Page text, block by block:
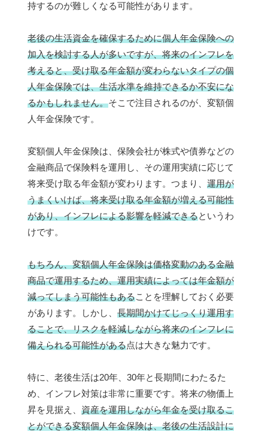
持するのが難しくなる可能性があります。
老後の生活資金を確保するために個人年金保険への
加入を検討する人が多いですが、将来のインフレを
考えると、受け取る年金額が変わらないタイプの個
人年金保険では、生活水準を維持できるか不安にな
るかもしれません。そこで注目されるのが、変額個
人年金保険です。
変額個人年金保険は、保険会社が株式や債券などの
金融商品で保険料を運用し、その運用実績に応じて
将来受け取る年金額が変わります。つまり、 運用が
うまくいけば、将来受け取る年金額が増える可能性
があり、インフレによる影響を軽減できるというわ
けです。
もちろん、変額個人年金保険は価格変動のある金融
商品で運用するため、運用実績によっては年金額が
減ってしまう可能性もあることを理解しておく必要
があります。しかし、 長期間かけてじっくり運用す
ることで、リスクを軽減しながら将来のインフレに
備えられる可能性がある点は大きな魅力です。
特に、老後生活は20年、30年と長期間にわたるた
め、インフレ対策は非常に重要です。将来の物価上
昇を見据え、 資産を運用しながら年金を受け取るこ
とができる変額個人年金保険は、老後の生活設計に